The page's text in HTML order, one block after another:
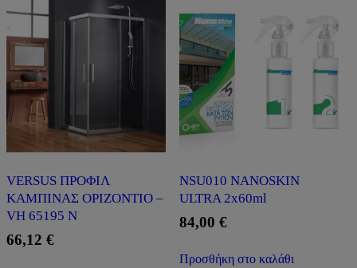
VERSUS ΠΡΟΦΙΛ
ΚΑΜΠΙΝΑΣ ΟΡΙΖΟΝΤΙΟ –
VH 65195 N
66,12 €
NSU010 NANOSKIN
ULTRA 2x60ml
84,00 €
Προσθήκη στο καλάθι